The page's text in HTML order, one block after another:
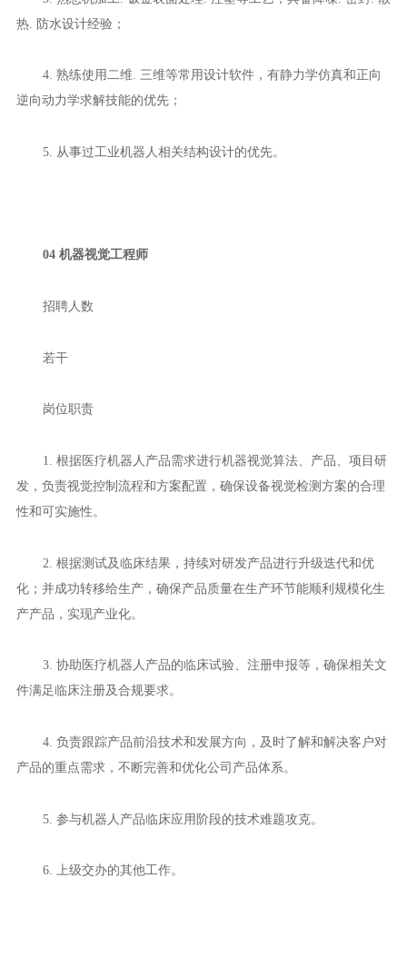
热. 防水设计经验；
4. 熟练使用二维. 三维等常用设计软件，有静力学仿真和正向
逆向动力学求解技能的优先；
5. 从事过工业机器人相关结构设计的优先。
04 机器视觉工程师
招聘人数
若干
岗位职责
1. 根据医疗机器人产品需求进行机器视觉算法、产品、项目研
发，负责视觉控制流程和方案配置，确保设备视觉检测方案的合理
性和可实施性。
2. 根据测试及临床结果，持续对研发产品进行升级迭代和优
化；并成功转移给生产，确保产品质量在生产环节能顺利规模化生
产产品，实现产业化。
3. 协助医疗机器人产品的临床试验、注册申报等，确保相关文
件满足临床注册及合规要求。
4. 负责跟踪产品前沿技术和发展方向，及时了解和解决客户对
产品的重点需求，不断完善和优化公司产品体系。
5. 参与机器人产品临床应用阶段的技术难题攻克。
6. 上级交办的其他工作。